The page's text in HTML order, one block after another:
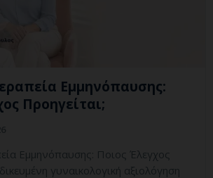
Εμμηνόπαυσης:
Προηγείται;
Εμμηνόπαυσης: Ποιος Έλεγχος
γυναικολογική αξιολόγηση